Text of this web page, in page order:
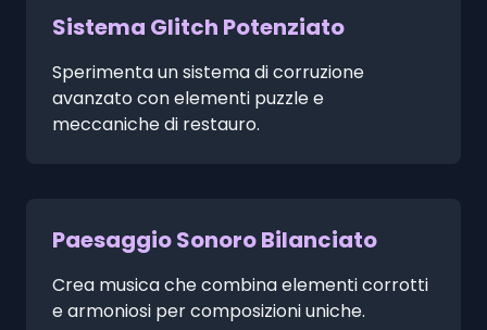
Sistema Glitch Potenziato
Sperimenta un sistema di corruzione
avanzato con elementi puzzle e
meccaniche di restauro.
Paesaggio Sonoro Bilanciato
Crea musica che combina elementi corrotti
e armoniosi per composizioni uniche.